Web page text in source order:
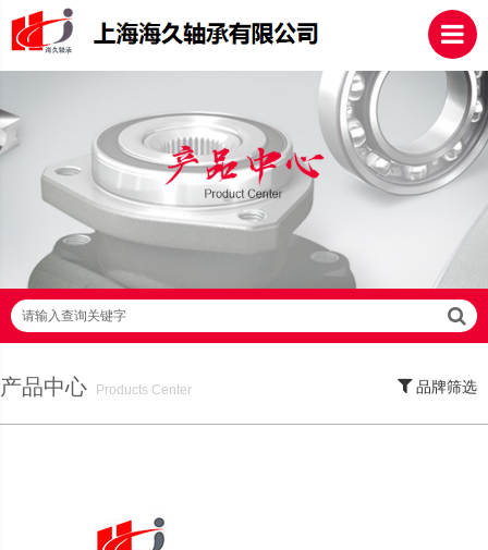
请输入查询关键字
产品中心
Products Center
品牌筛选